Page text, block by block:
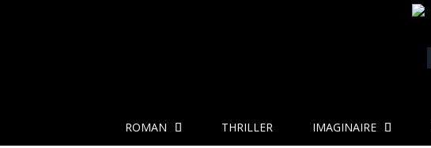
ROMAN THRILLER IMAGINAIRE